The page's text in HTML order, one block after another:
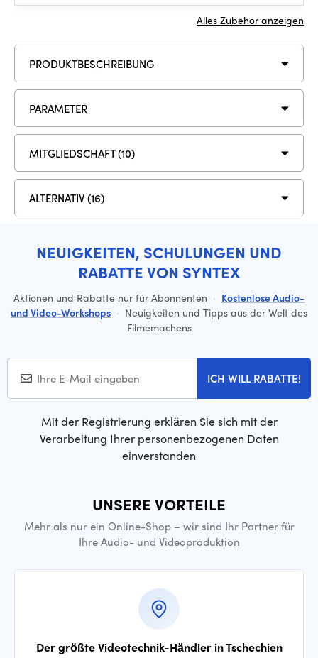
Alles Zubehör anzeigen
PRODUKTBESCHREIBUNG
PARAMETER
MITGLIEDSCHAFT (10)
ALTERNATIV (16)
NEUIGKEITEN, SCHULUNGEN UND
RABATTE VON SYNTEX
Aktionen und Rabatte nur für Abonnenten · Kostenlose Audio-
und Video-Workshops · Neuigkeiten und Tipps aus der Welt des
Filmemachens
ICH WILL RABATTE!
Mit der Registrierung erklären Sie sich mit der
Verarbeitung Ihrer personenbezogenen Daten
einverstanden
UNSERE VORTEILE
Mehr als nur ein Online-Shop – wir sind Ihr Partner für
Ihre Audio- und Videoproduktion
Der größte Videotechnik-Händler in Tschechien